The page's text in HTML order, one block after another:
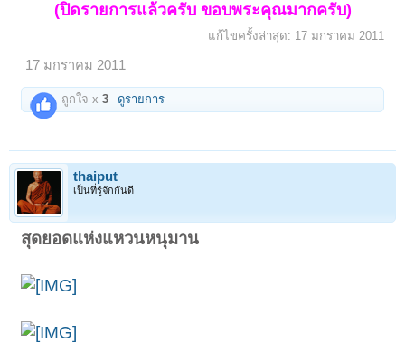
(ปิดรายการแล้วครับ ขอบพระคุณมากครับ)
แก้ไขครั้งล่าสุด: 17 มกราคม 2011
17 มกราคม 2011
ถูกใจ x3 ดูรายการ
thaiput
เป็นที่รู้จักกันดี
สุดยอดแห่งแหวนหนุมาน